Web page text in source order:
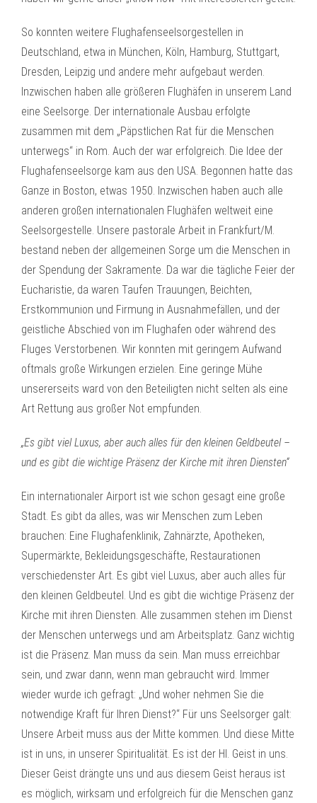
So konnten weitere Flughafenseelsorgestellen in
Deutschland, etwa in München, Köln, Hamburg, Stuttgart,
Dresden, Leipzig und andere mehr aufgebaut werden.
Inzwischen haben alle größeren Flughäfen in unserem Land
eine Seelsorge. Der internationale Ausbau erfolgte
zusammen mit dem „Päpstlichen Rat für die Menschen
unterwegs“ in Rom. Auch der war erfolgreich. Die Idee der
Flughafenseelsorge kam aus den USA. Begonnen hatte das
Ganze in Boston, etwas 1950. Inzwischen haben auch alle
anderen großen internationalen Flughäfen weltweit eine
Seelsorgestelle. Unsere pastorale Arbeit in Frankfurt/M.
bestand neben der allgemeinen Sorge um die Menschen in
der Spendung der Sakramente. Da war die tägliche Feier der
Eucharistie, da waren Taufen Trauungen, Beichten,
Erstkommunion und Firmung in Ausnahmefällen, und der
geistliche Abschied von im Flughafen oder während des
Fluges Verstorbenen. Wir konnten mit geringem Aufwand
oftmals große Wirkungen erzielen. Eine geringe Mühe
unsererseits ward von den Beteiligten nicht selten als eine
Art Rettung aus großer Not empfunden.
„Es gibt viel Luxus, aber auch alles für den kleinen Geldbeutel –
und es gibt die wichtige Präsenz der Kirche mit ihren Diensten“
Ein internationaler Airport ist wie schon gesagt eine große
Stadt. Es gibt da alles, was wir Menschen zum Leben
brauchen: Eine Flughafenklinik, Zahnärzte, Apotheken,
Supermärkte, Bekleidungsgeschäfte, Restaurationen
verschiedenster Art. Es gibt viel Luxus, aber auch alles für
den kleinen Geldbeutel. Und es gibt die wichtige Präsenz der
Kirche mit ihren Diensten. Alle zusammen stehen im Dienst
der Menschen unterwegs und am Arbeitsplatz. Ganz wichtig
ist die Präsenz. Man muss da sein. Man muss erreichbar
sein, und zwar dann, wenn man gebraucht wird. Immer
wieder wurde ich gefragt: „Und woher nehmen Sie die
notwendige Kraft für Ihren Dienst?“ Für uns Seelsorger galt:
Unsere Arbeit muss aus der Mitte kommen. Und diese Mitte
ist in uns, in unserer Spiritualität. Es ist der Hl. Geist in uns.
Dieser Geist drängte uns und aus diesem Geist heraus ist
es möglich, wirksam und erfolgreich für die Menschen ganz